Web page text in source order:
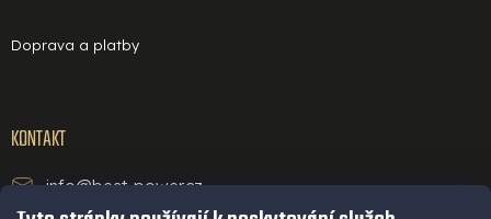
Doprava a platby
KONTAKT
info@best-power.cz